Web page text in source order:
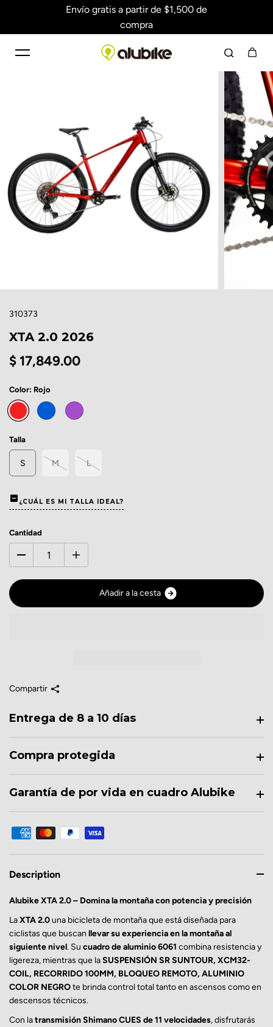
Saltar al contenidoEnvío gratis a partir de $1,500 de
compra
310373
XTA 2.0 2026
$ 17,849.00
Color: Rojo
Talla
S M L
¿CUÁL ES MI TALLA IDEAL?
Cantidad
Añadir a la cesta
Compartir
Entrega de 8 a 10 días
Compra protegida
Garantía de por vida en cuadro Alubike
Description
Alubike XTA 2.0 – Domina la montaña con potencia y precisión
LaXTA 2.0una bicicleta de montaña que está diseñada para
ciclistas que buscan llevar su experiencia en la montaña al
siguiente nivel. Su cuadro de aluminio 6061 combina resistencia y
ligereza, mientras que laSUSPENSIÓN SR SUNTOUR, XCM32-
COIL, RECORRIDO 100MM, BLOQUEO REMOTO, ALUMINIO
COLOR NEGROte brinda control total tanto en ascensos como en
descensos técnicos.
Con latransmisión Shimano CUES de 11 velocidades, disfrutarás